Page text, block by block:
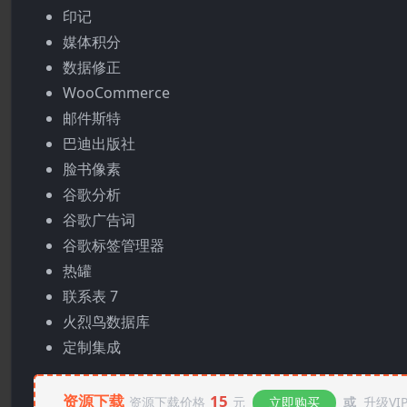
印记
媒体积分
数据修正
WooCommerce
邮件斯特
巴迪出版社
脸书像素
谷歌分析
谷歌广告词
谷歌标签管理器
热罐
联系表 7
火烈鸟数据库
定制集成
资源下载 资源下载价格 15 元 立即购买 或 升级